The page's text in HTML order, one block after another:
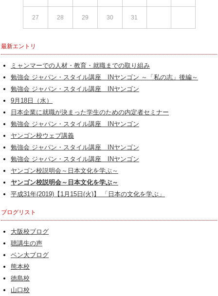
27 28 29 30 31
最新エントリ
ミャンマーでの人材・教育・就職までの取り組み
勉強会 ジャパン・スタイル講座 INヤンゴン ～「私の志」後編～
勉強会 ジャパン・スタイル講座 INヤンゴン
9月18日（水）
日本企業に就職が決まった学生のための内定者セミナー
勉強会 ジャパン・スタイル講座 INヤンゴン
ヤンゴン校ウェブ講義
勉強会 ジャパン・スタイル講座 INヤンゴン
勉強会 ジャパン・スタイル講座 INヤンゴン
ヤンゴン校説明会～日本文化を学ぶ～
ヤンゴン校説明会～日本文化を学ぶ～
平成31年(2019)【1月15日(火)】 「日本の文化を学ぶ」
ブログリスト
大阪校ブログ
聴講生の声
ベン大ブログ
熊本校
徳島校
山口校